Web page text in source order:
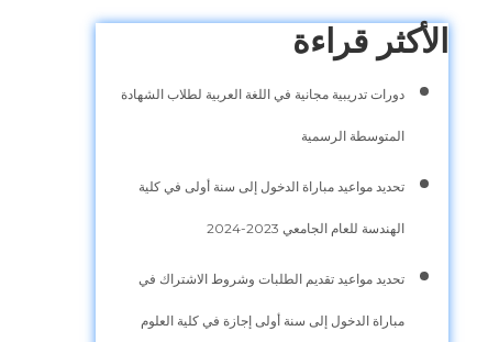
الأكثر قراءة
دورات تدريبية مجانية في اللغة العربية لطلاب الشهادة
المتوسطة الرسمية
تحديد مواعيد مباراة الدخول إلى سنة أولى في كلية
الهندسة للعام الجامعي 2023-2024
تحديد مواعيد تقديم الطلبات وشروط الاشتراك في
مباراة الدخول إلى سنة أولى إجازة في كلية العلوم